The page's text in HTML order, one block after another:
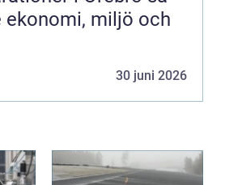
ekonomi, miljö och
30 juni 2026